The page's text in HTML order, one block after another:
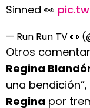
Sinned 👀
— Run Run TV 👀
Otros
Regina
una bendición”,
Regina por